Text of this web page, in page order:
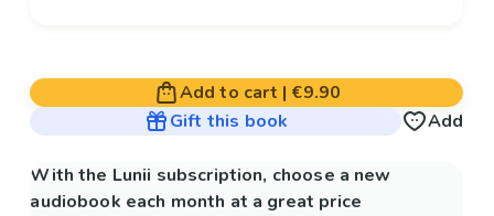
Add to cart | €9.90
Gift this book
Add
With the Lunii subscription, choose a new
audiobook each month at a great price